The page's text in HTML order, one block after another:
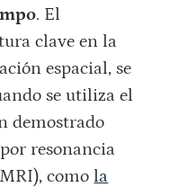
. El
clave en la
espacial, se
se utiliza el
demostrado
resonancia
como la